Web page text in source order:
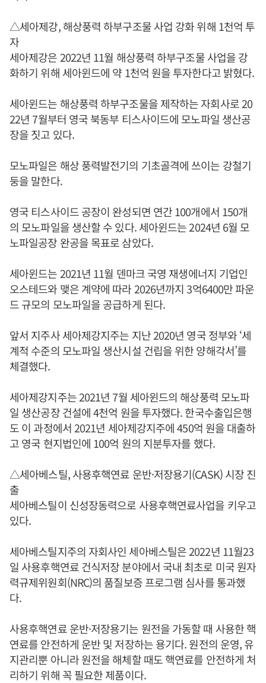
△세아제강, 해상풍력 하부구조물 사업 강화 위해 1천억 투
자
세아제강은 2022년 11월 해상풍력 하부구조물 사업을 강
화하기 위해 세아윈드에 약 1천억 원을 투자한다고 밝혔다.
세아윈드는 해상풍력 하부구조물을 제작하는 자회사로 20
22년 7월부터 영국 북동부 티스사이드에 모노파일 생산공
장을 짓고 있다.
모노파일은 해상 풍력발전기의 기초골격에 쓰이는 강철기
둥을 말한다.
영국 티스사이드 공장이 완성되면 연간 100개에서 150개
의 모노파일을 생산할 수 있다. 세아윈드는 2024년 6월 모
노파일공장 완공을 목표로 삼았다.
세아윈드는 2021년 11월 덴마크 국영 재생에너지 기업인
오스테드와 맺은 계약에 따라 2026년까지 3억6400만 파운
드 규모의 모노파일을 공급하게 된다.
앞서 지주사 세아제강지주는 지난 2020년 영국 정부와 ‘세
계적 수준의 모노파일 생산시설 건립을 위한 양해각서’를
체결했다.
세아제강지주는 2021년 7월 세아윈드의 해상풍력 모노파
일 생산공장 건설에 4천억 원을 투자했다. 한국수출입은행
도 이 과정에서 2021년 세아제강지주에 450억 원을 대출하
고 영국 현지법인에 100억 원의 지분투자를 했다.
△세아베스틸, 사용후핵연료 운반·저장용기(CASK) 시장 진
출
세아베스틸이 신성장동력으로 사용후핵연료사업을 키우고
있다.
세아베스틸지주의 자회사인 세아베스틸은 2022년 11월23
일 사용후핵연료 건식저장 분야에서 국내 최초로 미국 원자
력규제위원회(NRC)의 품질보증 프로그램 심사를 통과했
다.
사용후핵연료 운반·저장용기는 원전을 가동할 때 사용한 핵
연료를 안전하게 운반 및 저장하는 용기다. 원전의 운영, 유
지관리뿐 아니라 원전을 해체할 때도 핵연료를 안전하게 처
리하기 위해 꼭 필요한 제품이다.